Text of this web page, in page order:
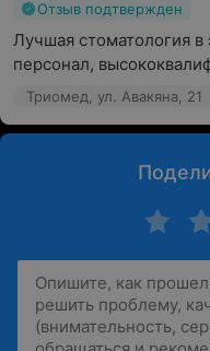
Отзыв подтвержден
Лучшая стоматология
персонал,
Триомед, ул. Авакяна, 21